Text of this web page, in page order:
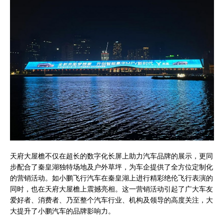
天府大屋檐不仅在超长的数字化长屏上助力汽车品牌的展示，更同
步配合了秦皇湖独特场地及户外草坪，为车企提供了全方位定制化
的营销活动。如小鹏飞行汽车在秦皇湖上进行精彩绝伦飞行表演的
同时，也在天府大屋檐上震撼亮相。这一营销活动引起了广大车友
爱好者、消费者、乃至整个汽车行业、机构及领导的高度关注，大
大提升了小鹏汽车的品牌影响力。